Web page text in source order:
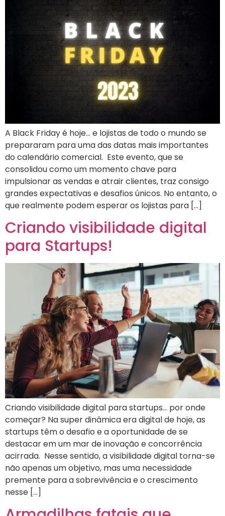
A Black Friday é hoje… e lojistas de todo o mundo se
prepararam para uma das datas mais importantes
do calendário comercial. Este evento, que se
consolidou como um momento chave para
impulsionar as vendas e atrair clientes, traz consigo
grandes expectativas e desafios únicos. No entanto, o
que realmente podem esperar os lojistas para […]
Criando visibilidade digital
para Startups!
Criando visibilidade digital para startups… por onde
começar? Na super dinâmica era digital de hoje, as
startups têm o desafio e a oportunidade de se
destacar em um mar de inovação e concorrência
acirrada. Nesse sentido, a visibilidade digital torna-se
não apenas um objetivo, mas uma necessidade
premente para a sobrevivência e o crescimento
nesse […]